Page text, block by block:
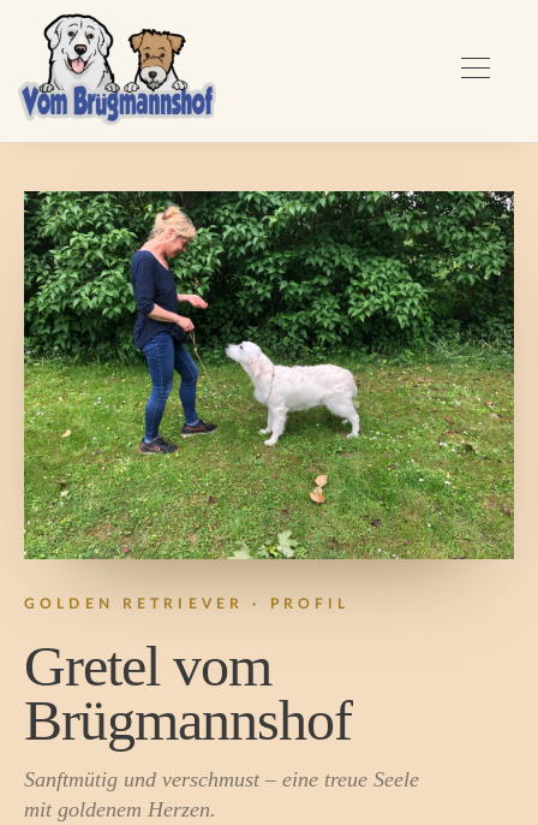
GOLDEN RETRIEVER · PROFIL
Gretel vom
Brügmannshof
Sanftmütig und verschmust – eine treue Seele
mit goldenem Herzen.